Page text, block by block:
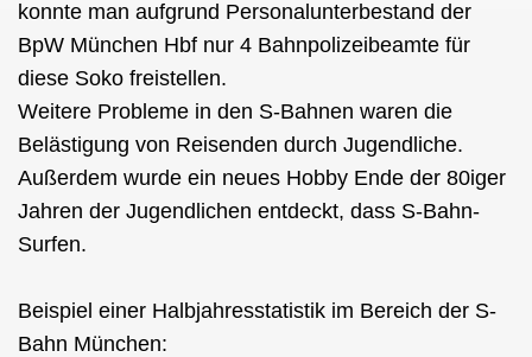
konnte man aufgrund Personalunterbestand der
BpW München Hbf nur 4 Bahnpolizeibeamte für
diese Soko freistellen.
Weitere Probleme in den S-Bahnen waren die
Belästigung von Reisenden durch Jugendliche.
Außerdem wurde ein neues Hobby Ende der 80iger
Jahren der Jugendlichen entdeckt, dass S-Bahn-
Surfen.
Beispiel einer Halbjahresstatistik im Bereich der S-
Bahn München: